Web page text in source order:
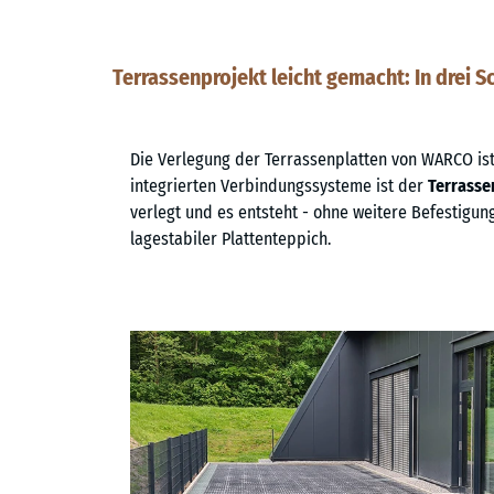
Terrassenprojekt leicht gemacht: In drei
Die Verlegung der Terrassenplatten von WARCO
integrierten Verbindungssysteme ist der
verlegt und es entsteht - ohne weitere
lagestabiler Plattenteppich.